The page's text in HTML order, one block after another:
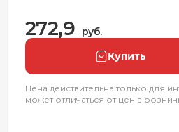
272,9 руб.
Купить
Цена действительна только для
может отличаться от цен в